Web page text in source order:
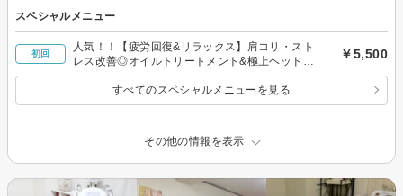
スペシャルメニュー
初回
人気！！【疲労回復&リラックス】肩コリ・スト
レス改善◎オイルトリートメント&極上ヘッドス
パ50分
￥5,500
すべてのスペシャルメニューを見る
その他の情報を表示